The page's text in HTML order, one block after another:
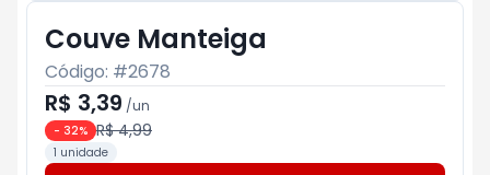
Couve Manteiga
Código: #2678
R$ 3,39 /un
- 32% R$ 4,99
1 unidade